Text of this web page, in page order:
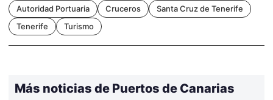
Autoridad Portuaria Cruceros
Santa Cruz de Tenerife
Tenerife
Turismo
Más noticias de Puertos de Canarias